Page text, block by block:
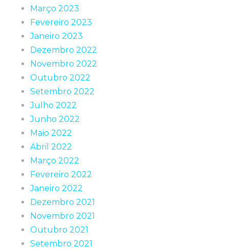
Março 2023
Fevereiro 2023
Janeiro 2023
Dezembro 2022
Novembro 2022
Outubro 2022
Setembro 2022
Julho 2022
Junho 2022
Maio 2022
Abril 2022
Março 2022
Fevereiro 2022
Janeiro 2022
Dezembro 2021
Novembro 2021
Outubro 2021
Setembro 2021